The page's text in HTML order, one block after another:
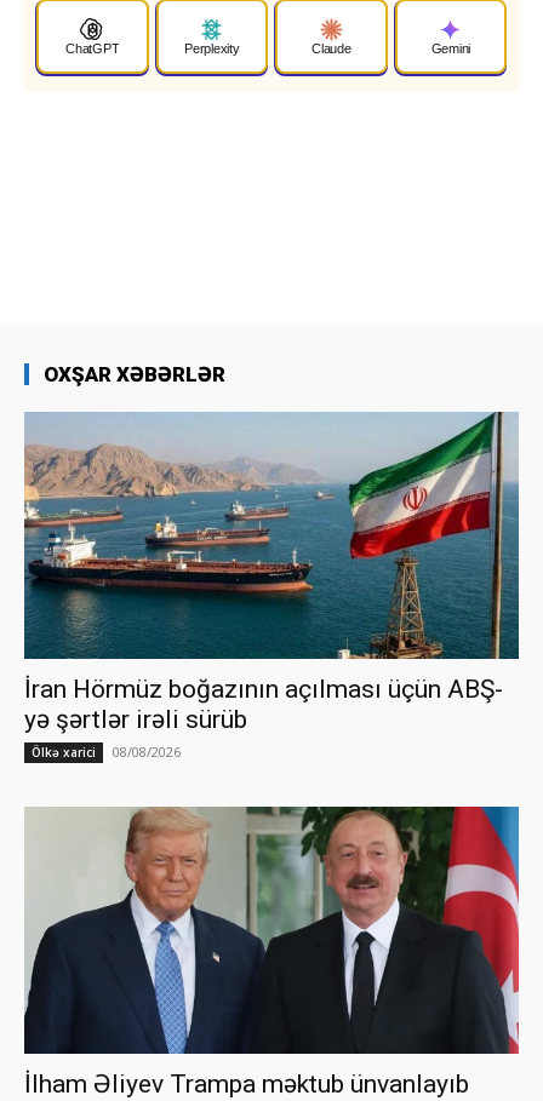
ChatGPT Perplexity Claude Gemini
OXŞAR XƏBƏRLƏR
İran Hörmüz boğazının açılması üçün ABŞ-
yə şərtlər irəli sürüb
Ölkə xarici 08/08/2026
İlham Əliyev Trampa məktub ünvanlayıb